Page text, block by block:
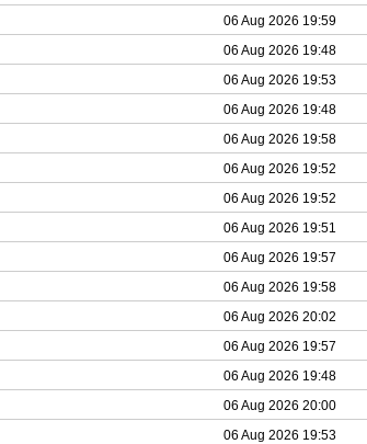
06 Aug 2026 19:59
06 Aug 2026 19:48
06 Aug 2026 19:53
06 Aug 2026 19:48
06 Aug 2026 19:58
06 Aug 2026 19:52
06 Aug 2026 19:52
06 Aug 2026 19:51
06 Aug 2026 19:57
06 Aug 2026 19:58
06 Aug 2026 20:02
06 Aug 2026 19:57
06 Aug 2026 19:48
06 Aug 2026 20:00
06 Aug 2026 19:53